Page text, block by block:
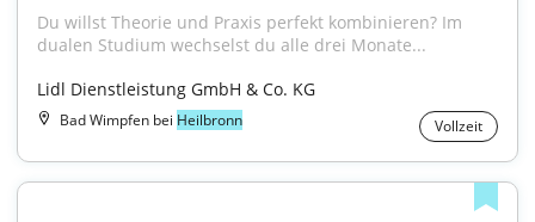
Du willst Theorie und Praxis perfekt kombinieren? Im
dualen Studium wechselst du alle drei Monate...
Lidl Dienstleistung GmbH & Co. KG
Bad Wimpfen bei Heilbronn Vollzeit